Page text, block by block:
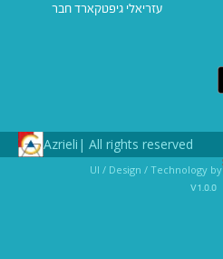
עזריאלי גיפטקארד חבר‎
All rights reserved |
Azrieli
UI / Design / Technology by
v1.0.0